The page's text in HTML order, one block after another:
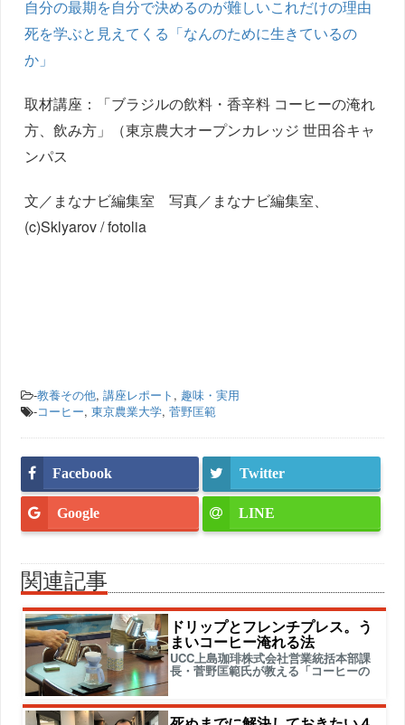
自分の最期を自分で決めるのが難しいこれだけの理由
死を学ぶと見えてくる「なんのために生きているの
か」
取材講座：「ブラジルの飲料・香辛料 コーヒーの淹れ
方、飲み方」（東京農大オープンカレッジ 世田谷キャ
ンパス
文／まなナビ編集室 写真／まなナビ編集室、
(c)Sklyarov / fotolia
-教養その他,講座レポート , 趣味・実用
-コーヒー,東京農業大学,菅野匡範
Facebook Twitter
Google LINE
関連記事
ドリップとフレンチプレス。う
まいコーヒー淹れる法
UCC上島珈琲株式会社営業統括本部課
長・菅野匡範氏が教える「コーヒーの